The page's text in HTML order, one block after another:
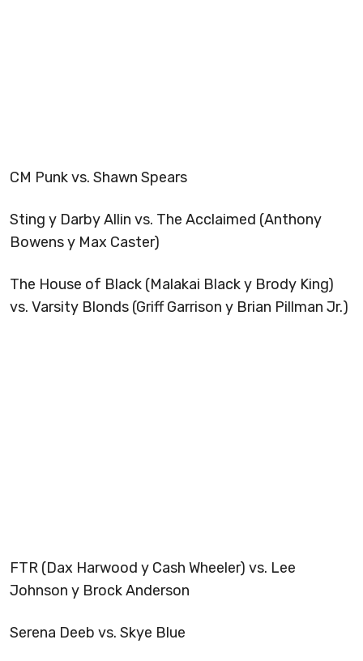
CM Punk vs. Shawn Spears
Sting y Darby Allin vs. The Acclaimed (Anthony
Bowens y Max Caster)
The House of Black (Malakai Black y Brody King)
vs. Varsity Blonds (Griff Garrison y Brian Pillman Jr.)
FTR (Dax Harwood y Cash Wheeler) vs. Lee
Johnson y Brock Anderson
Serena Deeb vs. Skye Blue